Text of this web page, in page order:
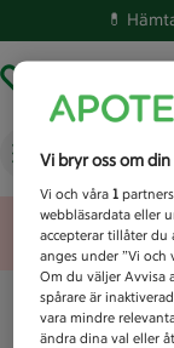
💊
Vad
Vi bryr oss om
Vi och våra1
webbläsardata eller
accepterar tillåter du
anges under ”Vi
Om du väljer Avvisa
spårare är
vara mindre
ändra dina val eller